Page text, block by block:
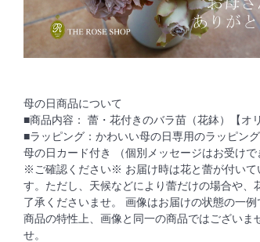
母の日商品について
■商品内容： 蕾・花付きのバラ苗（花鉢）【オ
■ラッピング：かわいい母の日専用のラッピング
母の日カード付き （個別メッセージはお受けで
※ご確認ください※ お届け時は花と蕾が付いて
す。ただし、天候などにより蕾だけの場合や
了承くださいませ。 画像はお届けの状態の一例
商品の特性上、画像と同一の商品ではございま
せ。